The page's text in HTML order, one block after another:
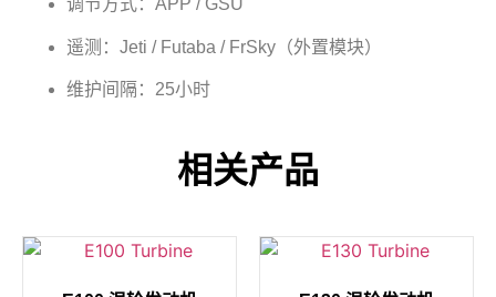
调节方式：APP / GSU
遥测：Jeti / Futaba / FrSky（外置模块）
维护间隔：25小时
相关产品